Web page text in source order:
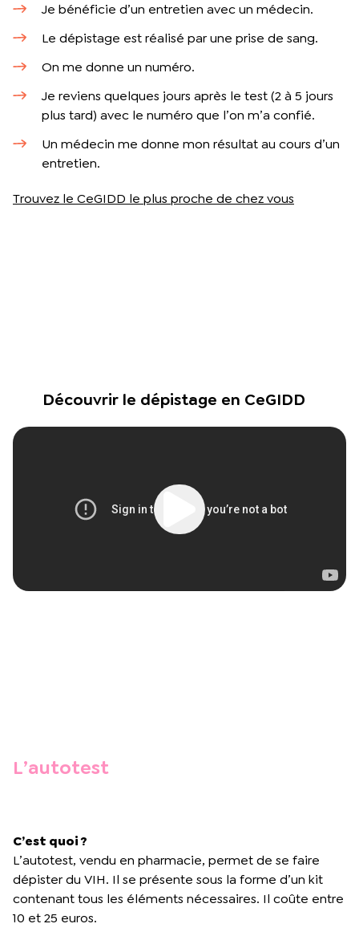
Je bénéficie d’un entretien avec un médecin.
Le dépistage est réalisé par une prise de sang.
On me donne un numéro.
Je reviens quelques jours après le test (2 à 5 jours
plus tard) avec le numéro que l’on m’a confié.
Un médecin me donne mon résultat au cours d’un
entretien.
Trouvez le CeGIDD le plus proche de chez vous
Découvrir le dépistage en CeGIDD
L’autotest
C’est quoi ?
L’autotest, vendu en pharmacie, permet de se faire
dépister du VIH. Il se présente sous la forme d’un kit
contenant tous les éléments nécessaires. Il coûte entre
10 et 25 euros.